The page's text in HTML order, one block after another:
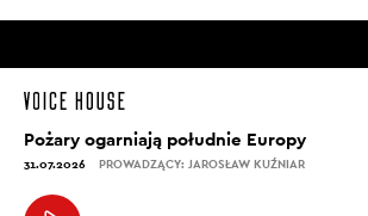
Pożary ogarniają południe Europy
31.07.2026 PROWADZĄCY: JAROSŁAW KUŹNIAR